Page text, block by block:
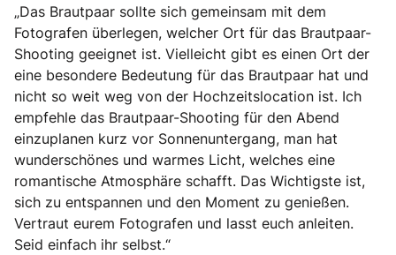
„Das Brautpaar sollte sich gemeinsam mit dem
Fotografen überlegen, welcher Ort für das Brautpaar-
Shooting geeignet ist. Vielleicht gibt es einen Ort der
eine besondere Bedeutung für das Brautpaar hat und
nicht so weit weg von der Hochzeitslocation ist. Ich
empfehle das Brautpaar-Shooting für den Abend
einzuplanen kurz vor Sonnenuntergang, man hat
wunderschönes und warmes Licht, welches eine
romantische Atmosphäre schafft. Das Wichtigste ist,
sich zu entspannen und den Moment zu genießen.
Vertraut eurem Fotografen und lasst euch anleiten.
Seid einfach ihr selbst.“